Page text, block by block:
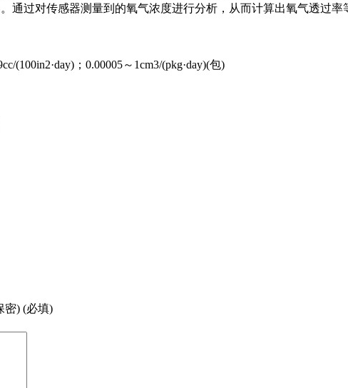
通过对传感器测量到的氧气浓度进行分析，从而计算出氧气透过
(100in2·day)；0.00005～1cm3/(pkg·day)(包)
密) (必填)